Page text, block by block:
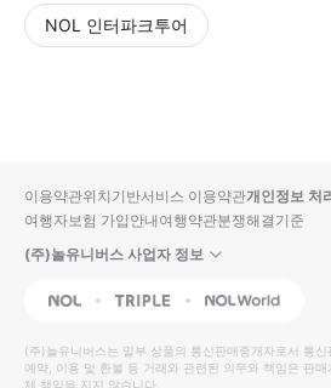
NOL 인터파크투어
입니
다.
높
은
동
영
순
상
이용약관위치기반서비스 이용약관개인정보 처
여행자보험 가입안내여행약관분쟁해결기준
(주)놀유니버스 사업자 정보
NOL Triple Interpark Global
(주)놀유니버스는 일부 상품의 통신판매중개자로서 통
예약, 이용 및 환불 등 거래와 관련된 의무와 책임은 판매
체 책임을 지지 않습니다.